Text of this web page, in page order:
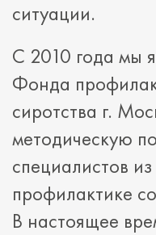
ситуации.
С 2010 года мы
Фонда
сиротства г.
методическую
специалистов
профилактике
В настоящее